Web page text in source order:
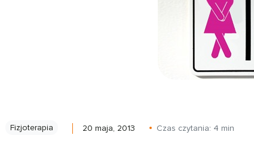
Fizjoterapia 20 maja, 2013 Czas czytania: 4 min